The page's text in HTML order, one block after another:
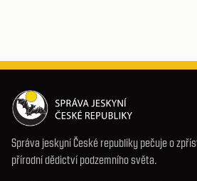
Správa jeskyní České republiky pečuje o
přírodní dědictví podzemního světa.